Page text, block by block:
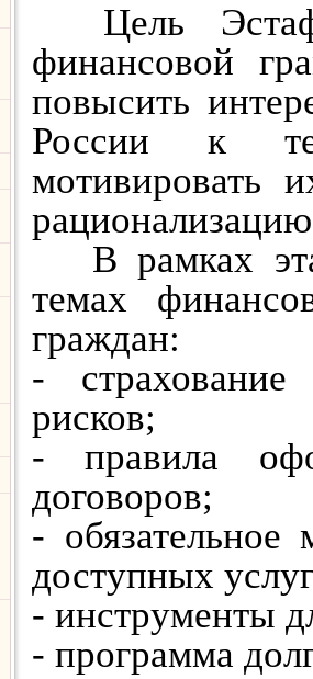
Цель
финансовой
повысить
России к
мотивировать
В рамках
темах
граждан:
-
рисков;
- правила
договоров;
- обязательное
доступных
- инструменты
- программа